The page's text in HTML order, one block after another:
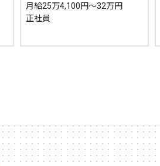
月給25万4,100円～32万円
正社員